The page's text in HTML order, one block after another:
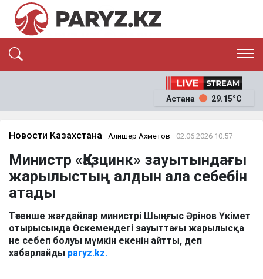
ЭКОНОМИКА
ОҚИҒА
News
Астана 29.15°C
Новости Казахстана Алишер Ахметов 02.06.2026 10:57
Министр «Қазцинк» зауытындағы
жарылыстың алдын ала себебін
атады
Төтенше жағдайлар министрі Шыңғыс Әрінов Үкімет
отырысында Өскемендегі зауыттағы жарылысқа
не себеп болуы мүмкін екенін айтты, деп
хабарлайды paryz.kz.